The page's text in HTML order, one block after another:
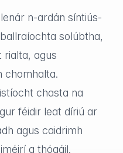
n-ardán síntiús-
solúbtha,
rialta, agus
chomhalta.
chasta na
féidir leat díriú ar
agus caidrimh
a thógáil.